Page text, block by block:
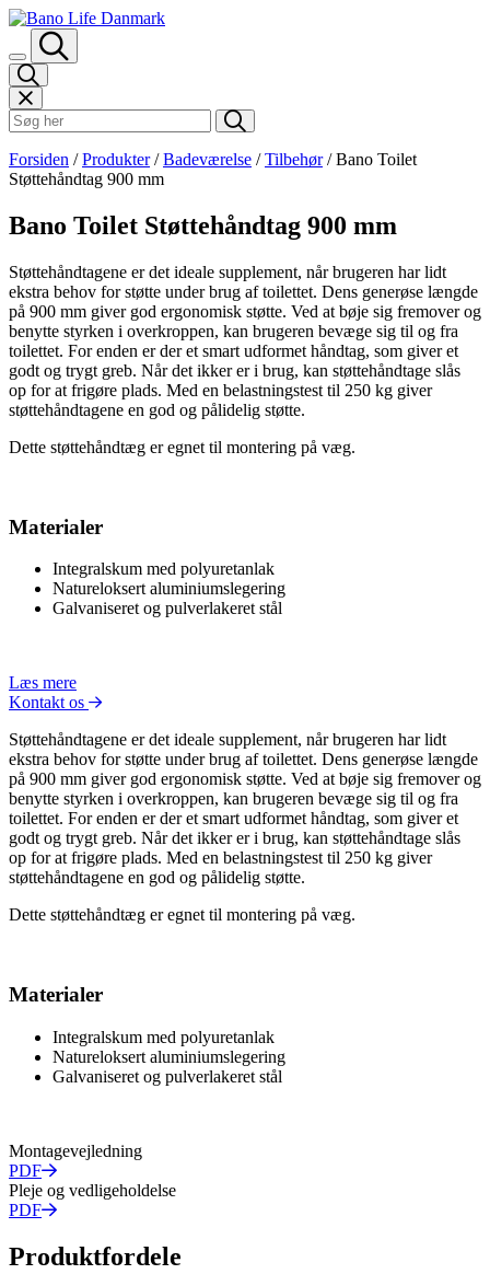
Spring til indhold
Søk i Bano Life
Forsiden /Produkter/Badeværelse /Tilbehør/Bano Toilet
Støttehåndtag 900 mm
Bano Toilet Støttehåndtag 900 mm
Støttehåndtagene er det ideale supplement, når brugeren har lidt
ekstra behov for støtte under brug af toilettet. Dens generøse længde
på 900 mm giver god ergonomisk støtte. Ved at bøje sig fremover og
benytte styrken i overkroppen, kan brugeren bevæge sig til og fra
toilettet. For enden er der et smart udformet håndtag, som giver et
godt og trygt greb. Når det ikker er i brug, kan støttehåndtage slås
op for at frigøre plads. Med en belastningstest til 250 kg giver
støttehåndtagene en god og pålidelig støtte.
Dette støttehåndtæg er egnet til montering på væg.
Materialer
Integralskum med polyuretanlak
Natureloksert aluminiumslegering
Galvaniseret og pulverlakeret stål
Læs mere
Kontakt os
Støttehåndtagene er det ideale supplement, når brugeren har lidt
ekstra behov for støtte under brug af toilettet. Dens generøse længde
på 900 mm giver god ergonomisk støtte. Ved at bøje sig fremover og
benytte styrken i overkroppen, kan brugeren bevæge sig til og fra
toilettet. For enden er der et smart udformet håndtag, som giver et
godt og trygt greb. Når det ikker er i brug, kan støttehåndtage slås
op for at frigøre plads. Med en belastningstest til 250 kg giver
støttehåndtagene en god og pålidelig støtte.
Dette støttehåndtæg er egnet til montering på væg.
Materialer
Integralskum med polyuretanlak
Natureloksert aluminiumslegering
Galvaniseret og pulverlakeret stål
Montagevejledning
PDF
Pleje og vedligeholdelse
PDF
Produktfordele